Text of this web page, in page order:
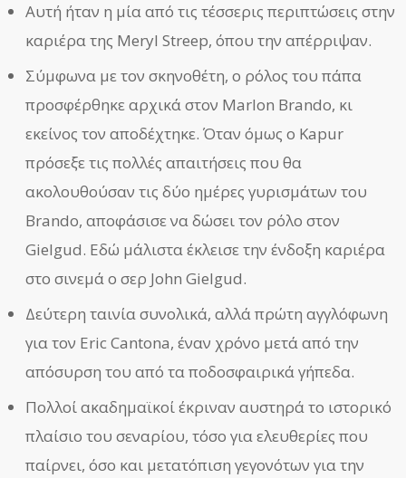
Αυτή ήταν η μία από τις τέσσερις περιπτώσεις στην
καριέρα της Meryl Streep, όπου την απέρριψαν.
Σύμφωνα με τον σκηνοθέτη, ο ρόλος του πάπα
προσφέρθηκε αρχικά στον Marlon Brando, κι
εκείνος τον αποδέχτηκε. Όταν όμως ο Kapur
πρόσεξε τις πολλές απαιτήσεις που θα
ακολουθούσαν τις δύο ημέρες γυρισμάτων του
Brando, αποφάσισε να δώσει τον ρόλο στον
Gielgud. Εδώ μάλιστα έκλεισε την ένδοξη καριέρα
στο σινεμά ο σερ John Gielgud.
Δεύτερη ταινία συνολικά, αλλά πρώτη αγγλόφωνη
για τον Eric Cantona, έναν χρόνο μετά από την
απόσυρση του από τα ποδοσφαιρικά γήπεδα.
Πολλοί ακαδημαϊκοί έκριναν αυστηρά το ιστορικό
πλαίσιο του σεναρίου, τόσο για ελευθερίες που
παίρνει, όσο και μετατόπιση γεγονότων για την